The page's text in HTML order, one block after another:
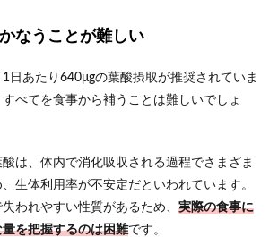
なうことが難しい
日あたり640μgの葉酸摂取が推奨されていま
べてを食事から補うことは難しいでしょ
は、体内で消化吸収される過程でさまざま
生体利用率が不安定だといわれています。
われやすい性質があるため、 実際の食事に
を把握するのは困難です。